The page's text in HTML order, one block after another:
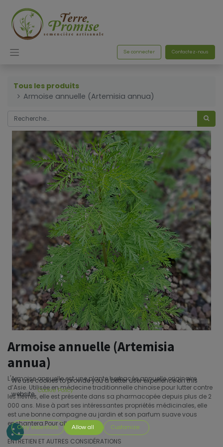
Se connecter Contactez-nous
Tous les produits
Armoise annuelle (Artemisia annua)
Armoise annuelle (Artemisia
annua)
L'Armoise annuelle est une plante herbacée annuelle originaire
d’Asie. Utilisée en médecine traditionnelle chinoise pour lutter contre
les fièvres, elle est présente dans sa pharmacopée depuis plus de 2
000 ans. Mise à part ses intéressantes propriétés médicinales, elle
est une bonne compagne au jardin et son parfum suave vous
enchantera.Pour aller plus loin.
ENTRETIEN ET AUTRES CONSIDÉRATIONS
We use cookies to provide you a better user experience on this
website. Cookie Policy
Only essentials Allow all Customize